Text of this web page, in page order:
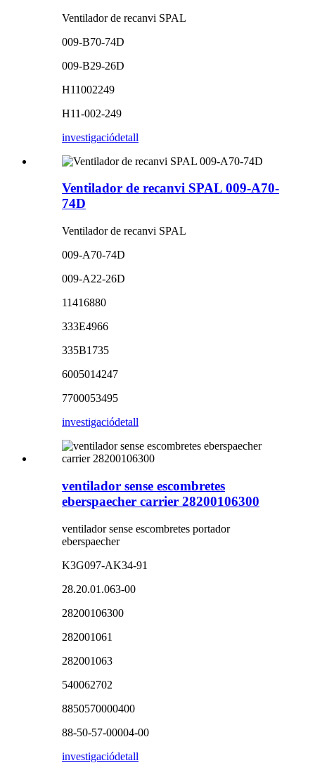
Ventilador de recanvi SPAL
009-B70-74D
009-B29-26D
H11002249
H11-002-249
investigaciódetall
Ventilador de recanvi SPAL 009-A70-
74D
Ventilador de recanvi SPAL
009-A70-74D
009-A22-26D
11416880
333E4966
335B1735
6005014247
7700053495
investigaciódetall
ventilador sense escombretes
eberspaecher carrier 28200106300
ventilador sense escombretes portador
eberspaecher
K3G097-AK34-91
28.20.01.063-00
28200106300
282001061
282001063
540062702
8850570000400
88-50-57-00004-00
investigaciódetall